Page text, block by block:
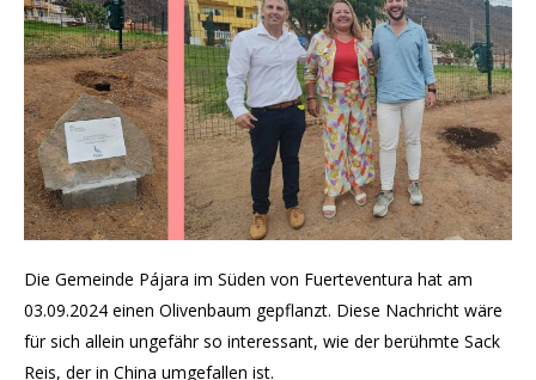
Die Gemeinde Pájara im Süden von Fuerteventura hat am
03.09.2024 einen Olivenbaum gepflanzt. Diese Nachricht wäre
für sich allein ungefähr so interessant, wie der berühmte Sack
Reis, der in China umgefallen ist.